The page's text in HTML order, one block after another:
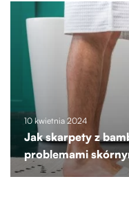
10 kwietnia 2024
Jak skarpety z
problemami